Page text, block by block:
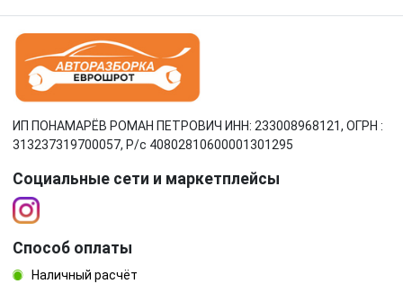
ИП ПОНАМАРЁВ РОМАН ПЕТРОВИЧ ИНН: 233008968121, ОГРН :
313237319700057, Р/c 40802810600001301295
Социальные сети и маркетплейсы
Способ оплаты
Наличный расчёт